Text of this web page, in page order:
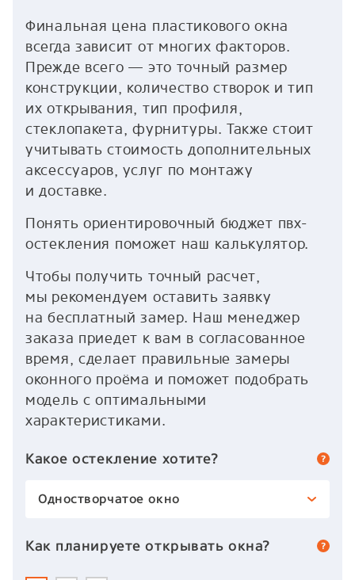
Финальная цена пластикового окна
всегда зависит от многих факторов.
Прежде всего — это точный размер
конструкции, количество створок и тип
их открывания, тип профиля,
стеклопакета, фурнитуры. Также стоит
учитывать стоимость дополнительных
аксессуаров, услуг по монтажу
и доставке.
Понять ориентировочный бюджет пвх-
остекления поможет наш калькулятор.
Чтобы получить точный расчет,
мы рекомендуем оставить заявку
на бесплатный замер. Наш менеджер
заказа приедет к вам в согласованное
время, сделает правильные замеры
оконного проёма и поможет подобрать
модель с оптимальными
характеристиками.
Какое остекление хотите?
Одностворчатое окно
Как планируете открывать окна?